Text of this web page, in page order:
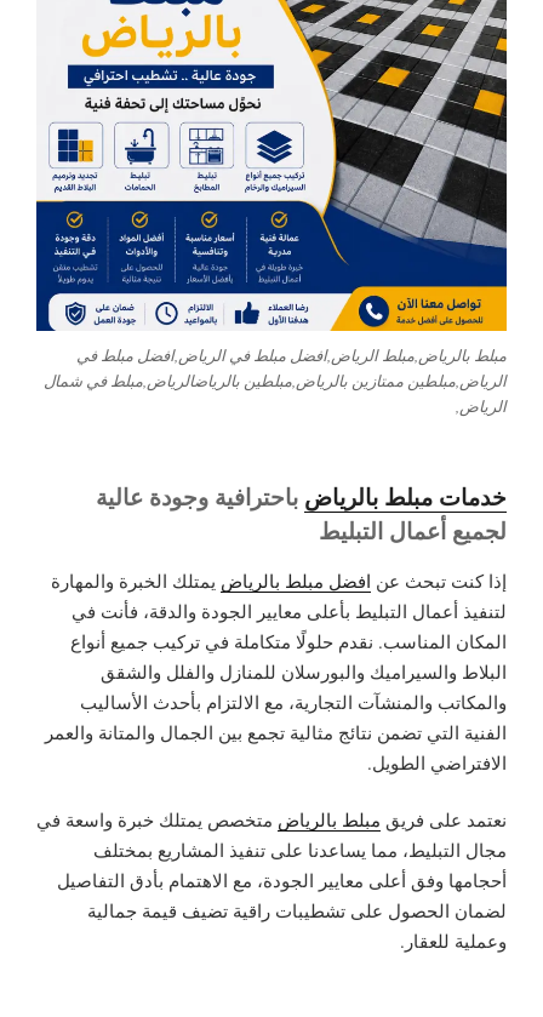
مبلط بالرياض,مبلط الرياض,افضل مبلط في الرياض,افضل مبلط في
الرياض,مبلطين ممتازين بالرياض,مبلطين بالرياضالرياض,مبلط في شمال
الرياض,
خدمات مبلط بالرياض باحترافية وجودة عالية
لجميع أعمال التبليط
إذا كنت تبحث عن افضل مبلط بالرياض يمتلك الخبرة والمهارة
لتنفيذ أعمال التبليط بأعلى معايير الجودة والدقة، فأنت في
المكان المناسب. نقدم حلولًا متكاملة في تركيب جميع أنواع
البلاط والسيراميك والبورسلان للمنازل والفلل والشقق
والمكاتب والمنشآت التجارية، مع الالتزام بأحدث الأساليب
الفنية التي تضمن نتائج مثالية تجمع بين الجمال والمتانة والعمر
الافتراضي الطويل.
نعتمد على فريق مبلط بالرياض متخصص يمتلك خبرة واسعة في
مجال التبليط، مما يساعدنا على تنفيذ المشاريع بمختلف
أحجامها وفق أعلى معايير الجودة، مع الاهتمام بأدق التفاصيل
لضمان الحصول على تشطيبات راقية تضيف قيمة جمالية
وعملية للعقار.